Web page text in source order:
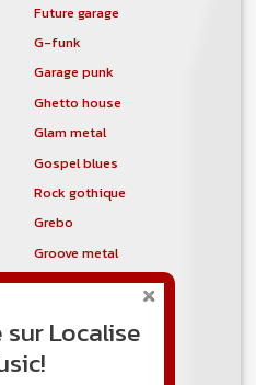
Future garage
G-funk
Garage punk
Ghetto house
Glam metal
Gospel blues
Rock gothique
Grebo
Groove metal
Guaracha
Industrial hardcore
Hardstyle
Localise